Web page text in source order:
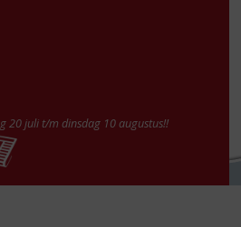
20 juli t/m dinsdag 10 augustus!!